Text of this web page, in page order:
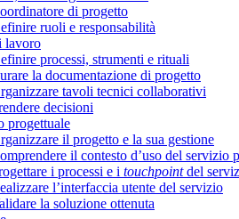
di progetto
ruoli e responsabilità
lavoro
processi, strumenti e rituali
la documentazione di progetto
tavoli tecnici collaborativi
decisioni
progettuale
il progetto e la sua gestione
il contesto d’uso del servizio
i processi e i touchpointdel
l’interfaccia utente del servizio
la soluzione ottenuta